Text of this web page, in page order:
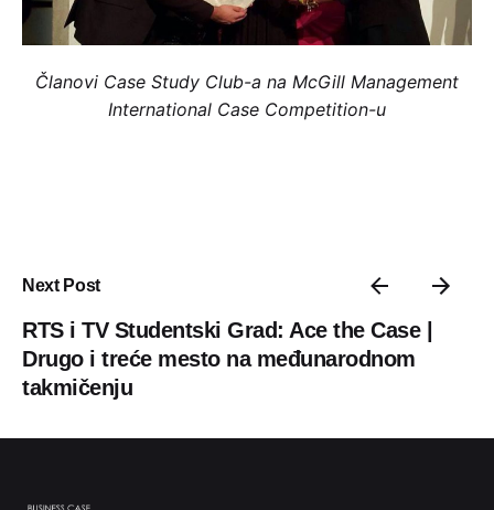
Članovi Case Study Club-a na McGill Management
International Case Competition-u
Next Post
RTS i TV Studentski Grad: Ace the Case |
Drugo i treće mesto na međunarodnom
takmičenju